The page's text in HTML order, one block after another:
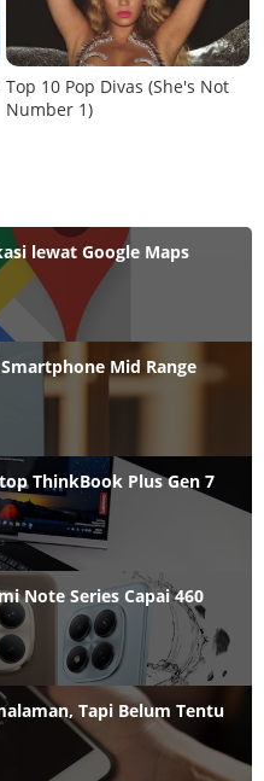
lewat Google Maps
Mid Range
ThinkBook Plus Gen 7
Note Series Capai 460
Tapi Belum Tentu